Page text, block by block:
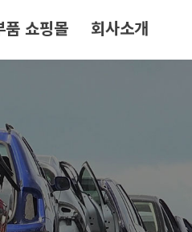
품 쇼핑몰 회사소개